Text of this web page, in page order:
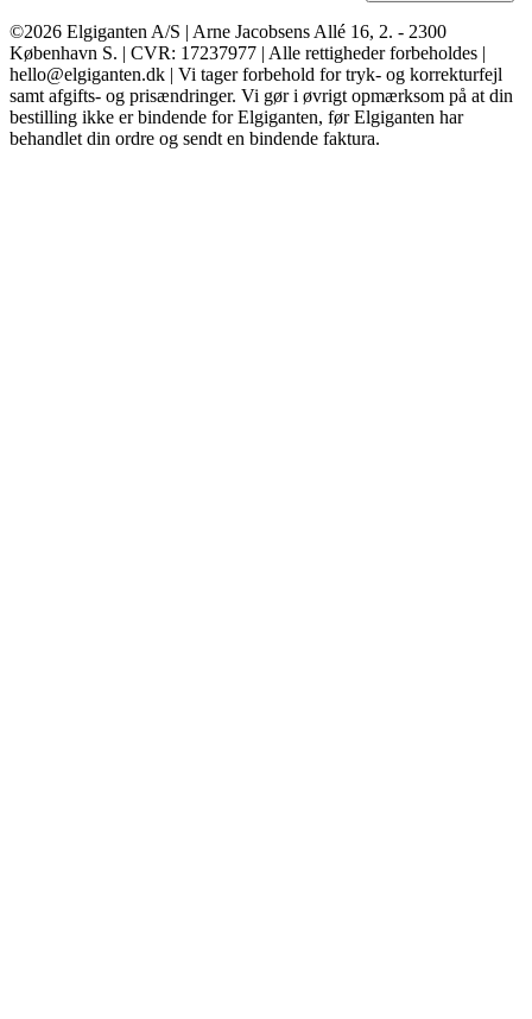
©2026 Elgiganten A/S | Arne Jacobsens Allé 16, 2. - 2300
København S. | CVR: 17237977 | Alle rettigheder forbeholdes |
hello@elgiganten.dk | Vi tager forbehold for tryk- og korrekturfejl
samt afgifts- og prisændringer. Vi gør i øvrigt opmærksom på at din
bestilling ikke er bindende for Elgiganten, før Elgiganten har
behandlet din ordre og sendt en bindende faktura.